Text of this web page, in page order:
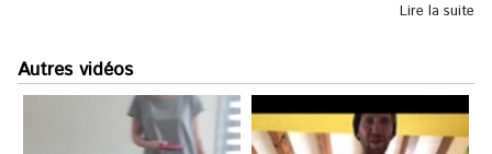
Lire la suite
Autres vidéos